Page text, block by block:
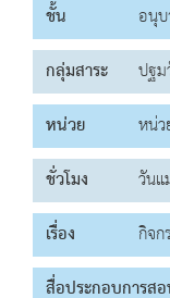
ชั้น
อนุ
กลุ่มสาระ
ปฐ
หน่วย
หน่
ชั่วโมง
วัน
เรื่อง
กิจ
สื่อประกอบการส